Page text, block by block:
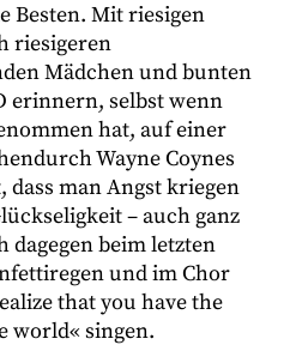
Besten. Mit riesigen
riesigeren
Mädchen und bunten
erinnern, selbst wenn
hat, auf einer
Wayne Coynes
dass man Angst kriegen
– auch ganz
dagegen beim letzten
und im Chor
that you have the
world« singen.